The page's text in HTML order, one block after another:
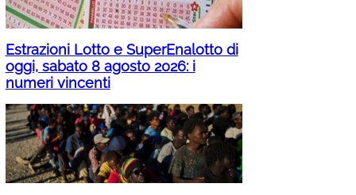
Estrazioni Lotto e SuperEnalotto di
oggi, sabato 8 agosto 2026: i
numeri vincenti